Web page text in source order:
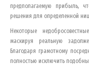
предполагаемую прибыль,
решения для определенной
Некоторые
маскируя реальную
Благодаря грамотному
полностью исключить